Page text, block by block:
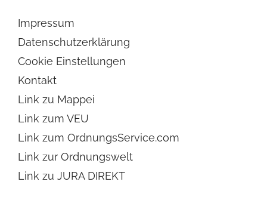
Impressum
Datenschutzerklärung
Cookie Einstellungen
Kontakt
Link zu Mappei
Link zum VEU
Link zum OrdnungsService.com
Link zur Ordnungswelt
Link zu JURA DIREKT